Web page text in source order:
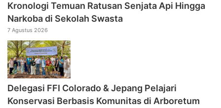
Kronologi Temuan Ratusan Senjata Api Hingga
Narkoba di Sekolah Swasta
7 Agustus 2026
Delegasi FFI Colorado & Jepang Pelajari
Konservasi Berbasis Komunitas di Arboretum